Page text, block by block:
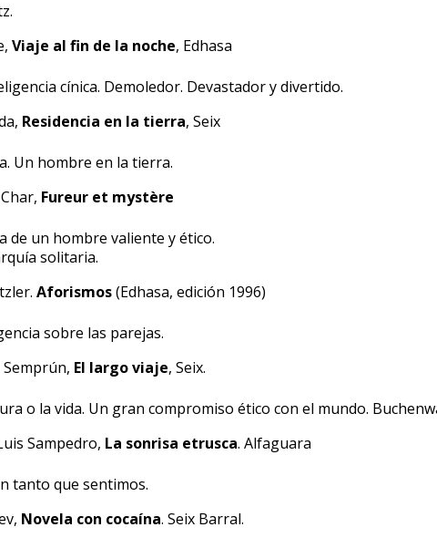
Viaje al fin de la noche, Edhasa
cínica. Demoledor. Devastador y divertido.
Residencia en la tierra, Seix
Un hombre en la tierra.
Fureur et mystère
de un hombre valiente y ético.
solitaria.
Aforismos(Edhasa, edición 1996)
sobre las parejas.
Semprún, El largo viaje, Seix.
o la vida. Un gran compromiso ético con el mundo.
Sampedro, La sonrisa etrusca. Alfaguara
tanto que sentimos.
Novela con cocaína. Seix Barral.